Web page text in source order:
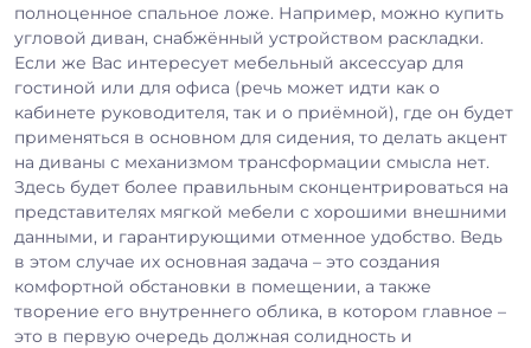
полноценное спальное ложе. Например, можно купить
угловой диван, снабжённый устройством раскладки.
Если же Вас интересует мебельный аксессуар для
гостиной или для офиса (речь может идти как о
кабинете руководителя, так и о приёмной), где он будет
применяться в основном для сидения, то делать акцент
на диваны с механизмом трансформации смысла нет.
Здесь будет более правильным сконцентрироваться на
представителях мягкой мебели с хорошими внешними
данными, и гарантирующими отменное удобство. Ведь
в этом случае их основная задача – это создания
комфортной обстановки в помещении, а также
творение его внутреннего облика, в котором главное –
это в первую очередь должная солидность и